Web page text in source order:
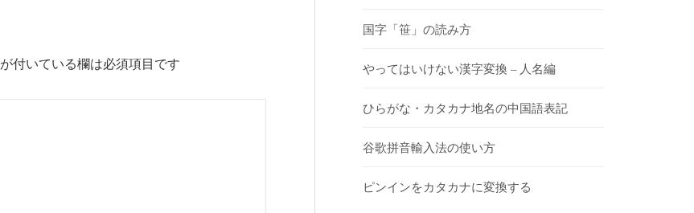
が付いている欄は必須項目です
国字「笹」の読み方
やってはいけない漢字変換 – 人名編
ひらがな・カタカナ地名の中国語表記
谷歌拼音輸入法の使い方
ピンインをカタカナに変換する